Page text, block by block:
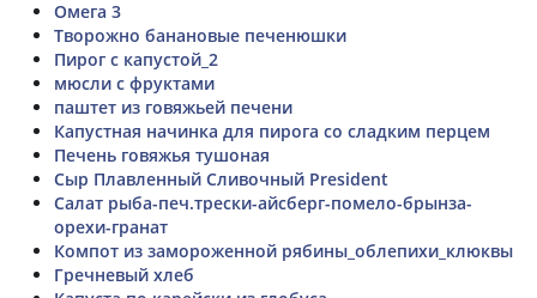
Омега 3
Творожно банановые печенюшки
Пирог с капустой_2
мюсли с фруктами
паштет из говяжьей печени
Капустная начинка для пирога со сладким перцем
Печень говяжья тушоная
Сыр Плавленный Сливочный President
Салат рыба-печ.трески-айсберг-помело-брынза-
орехи-гранат
Компот из замороженной рябины_облепихи_клюквы
Гречневый хлеб